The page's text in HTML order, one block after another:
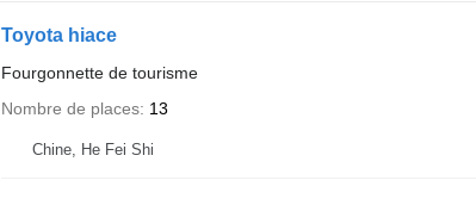
Toyota hiace
Fourgonnette de tourisme
Nombre de places 13
Chine, He Fei Shi